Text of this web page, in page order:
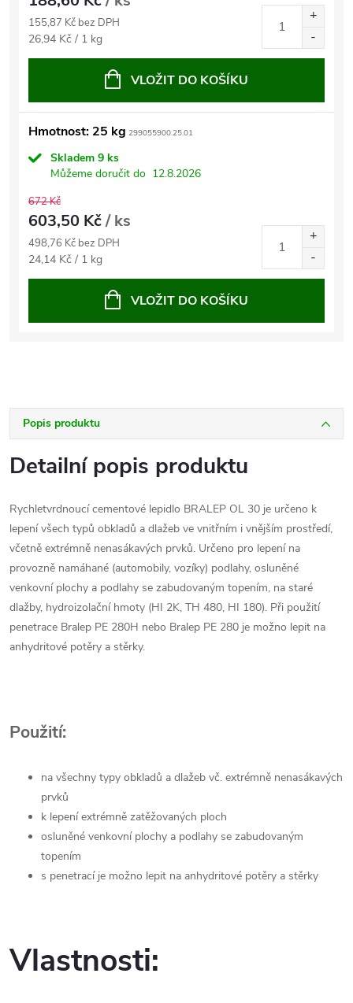
155,87 Kč bez DPH
Měrná
cena:
26,94 Kč / 1 kg
VLOŽIT DO KOŠÍKU
Hmotnost: 25 kg 299055900.25.01
Skladem 9 ks
Můžeme doručit do 12.8.2026
672 Kč
603,50 Kč/ ks
498,76 Kč bez DPH
Měrná
cena:
24,14 Kč / 1 kg
VLOŽIT DO KOŠÍKU
Popis produktu
Detailní popis produktu
Rychletvrdnoucí cementové lepidlo BRALEP OL 30 je určeno k
lepení všech typů obkladů a dlažeb ve vnitřním i vnějším prostředí,
včetně extrémně nenasákavých prvků. Určeno pro lepení na
provozně namáhané (automobily, vozíky) podlahy, osluněné
venkovní plochy a podlahy se zabudovaným topením, na staré
dlažby, hydroizolační hmoty (HI 2K, TH 480, HI 180). Při použití
penetrace Bralep PE 280H nebo Bralep PE 280 je možno lepit na
anhydritové potěry a stěrky.
Použití:
na všechny typy obkladů a dlažeb vč. extrémně nenasákavých
prvků
k lepení extrémně zatěžovaných ploch
osluněné venkovní plochy a podlahy se zabudovaným
topením
s penetrací je možno lepit na anhydritové potěry a stěrky
Vlastnosti: